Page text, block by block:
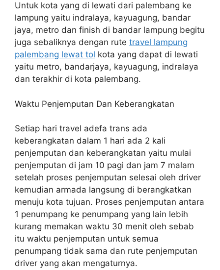
Untuk kota yang di lewati dari palembang ke
lampung yaitu indralaya, kayuagung, bandar
jaya, metro dan finish di bandar lampung begitu
juga sebaliknya dengan rute travel lampung
palembang lewat tol kota yang dapat di lewati
yaitu metro, bandarjaya, kayuagung, indralaya
dan terakhir di kota palembang.
Waktu Penjemputan Dan Keberangkatan
Setiap hari travel adefa trans ada
keberangkatan dalam 1 hari ada 2 kali
penjemputan dan keberangkatan yaitu mulai
penjemputan di jam 10 pagi dan jam 7 malam
setelah proses penjemputan selesai oleh driver
kemudian armada langsung di berangkatkan
menuju kota tujuan. Proses penjemputan antara
1 penumpang ke penumpang yang lain lebih
kurang memakan waktu 30 menit oleh sebab
itu waktu penjemputan untuk semua
penumpang tidak sama dan rute penjemputan
driver yang akan mengaturnya.